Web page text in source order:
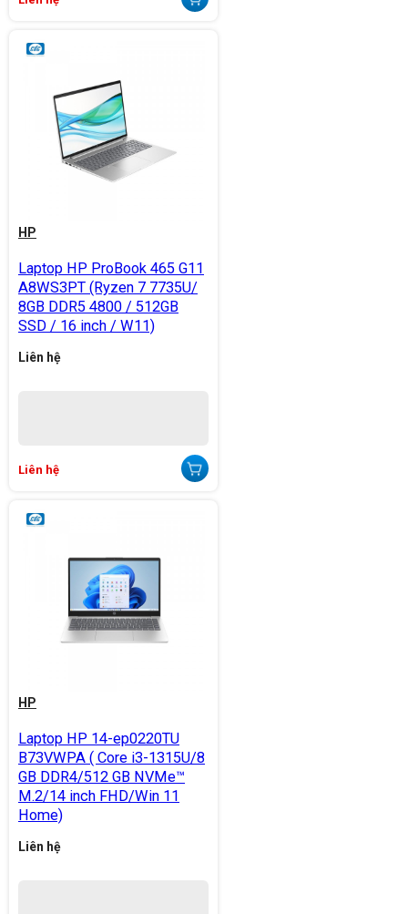
HP
Laptop HP ProBook 465 G11
A8WS3PT (Ryzen 7 7735U/
8GB DDR5 4800 / 512GB
SSD / 16 inch / W11)
Liên hệ
Liên hệ
HP
Laptop HP 14-ep0220TU
B73VWPA ( Core i3-1315U/8
GB DDR4/512 GB NVMe™
M.2/14 inch FHD/Win 11
Home)
Liên hệ